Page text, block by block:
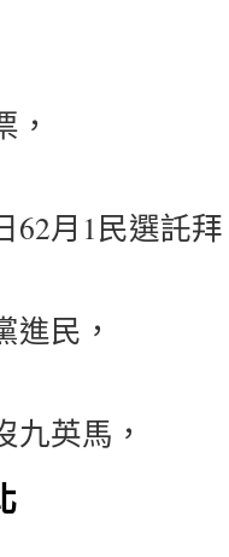
，
62月1民選託
進民，
九英馬，